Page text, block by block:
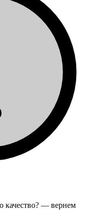
качество? — вернем